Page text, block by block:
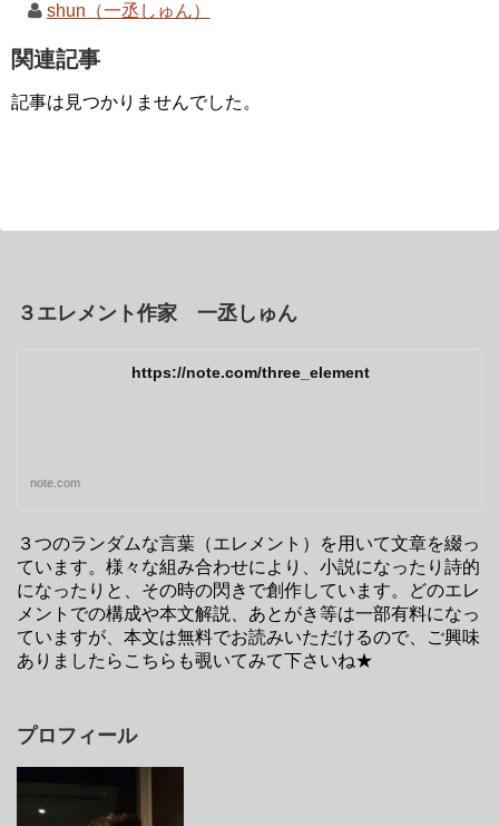
shun（一丞しゅん）
関連記事
記事は見つかりませんでした。
３エレメント作家 一丞しゅん
https://note.com/three_element
note.com
３つのランダムな言葉（エレメント）を用いて文章を綴っ
ています。様々な組み合わせにより、小説になったり詩的
になったりと、その時の閃きで創作しています。どのエレ
メントでの構成や本文解説、あとがき等は一部有料になっ
ていますが、本文は無料でお読みいただけるので、ご興味
ありましたらこちらも覗いてみて下さいね★
プロフィール